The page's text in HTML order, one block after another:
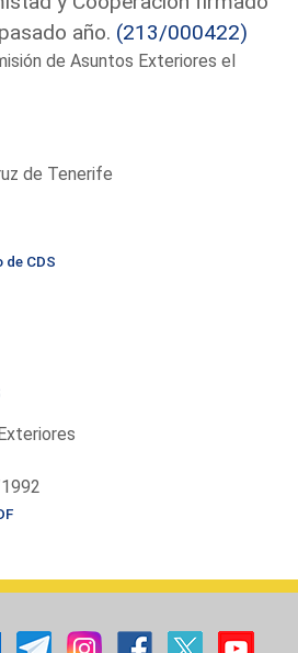
año. (213/000422)
de Asuntos Exteriores el
de Tenerife
CDS